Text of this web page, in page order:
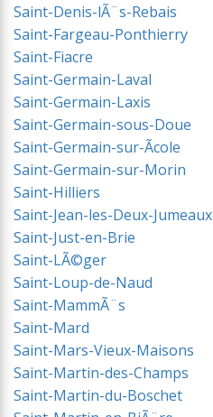
Saint-Denis-lÃ¨s-Rebais
Saint-Fargeau-Ponthierry
Saint-Fiacre
Saint-Germain-Laval
Saint-Germain-Laxis
Saint-Germain-sous-Doue
Saint-Germain-sur-Ãcole
Saint-Germain-sur-Morin
Saint-Hilliers
Saint-Jean-les-Deux-Jumeaux
Saint-Just-en-Brie
Saint-LÃ©ger
Saint-Loup-de-Naud
Saint-MammÃ¨s
Saint-Mard
Saint-Mars-Vieux-Maisons
Saint-Martin-des-Champs
Saint-Martin-du-Boschet